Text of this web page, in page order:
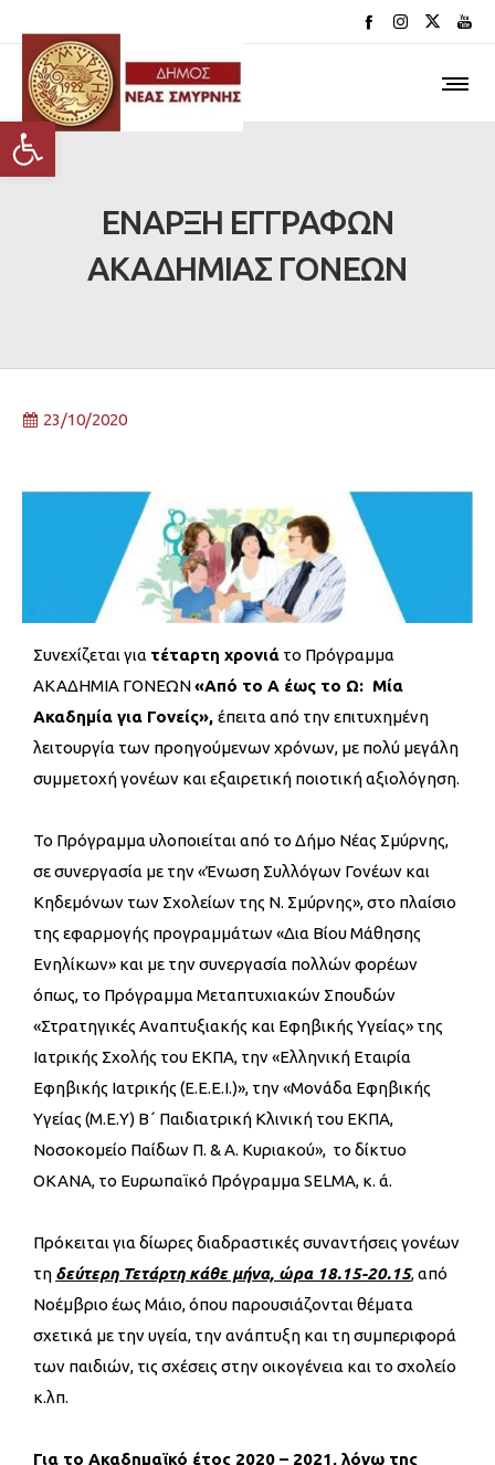
Ανοίξτε τη γραμμή εργαλείων
ΕΝΑΡΞΗ ΕΓΓΡΑΦΩΝ
ΑΚΑΔΗΜΙΑΣ ΓΟΝΕΩΝ
23/10/2020
Συνεχίζεται για τέταρτη χρονιά το Πρόγραμμα
ΑΚΑΔΗΜΙΑ ΓΟΝΕΩΝ«Από το Α έως το Ω: Μία
Ακαδημία για Γονείς», έπειτα από την επιτυχημένη
λειτουργία των προηγούμενων χρόνων, με πολύ μεγάλη
συμμετοχή γονέων και εξαιρετική ποιοτική αξιολόγηση.
Το Πρόγραμμα υλοποιείται από το Δήμο Νέας Σμύρνης,
σε συνεργασία με την «Ένωση Συλλόγων Γονέων και
Κηδεμόνων των Σχολείων της Ν. Σμύρνης», στο πλαίσιο
της εφαρμογής προγραμμάτων «Δια Βίου Μάθησης
Ενηλίκων» και με την συνεργασία πολλών φορέων
όπως, το Πρόγραμμα Μεταπτυχιακών Σπουδών
«Στρατηγικές Αναπτυξιακής και Εφηβικής Υγείας» της
Ιατρικής Σχολής του ΕΚΠΑ, την «Ελληνική Εταιρία
Εφηβικής Ιατρικής (Ε.Ε.Ε.Ι.)», την «Μονάδα Εφηβικής
Υγείας (Μ.Ε.Υ) Β΄ Παιδιατρική Κλινική του ΕΚΠΑ,
Νοσοκομείο Παίδων Π. & Α. Κυριακού», το δίκτυο
ΟΚΑΝΑ, το Ευρωπαϊκό Πρόγραμμα SELMA, κ. ά.
Πρόκειται για δίωρες διαδραστικές συναντήσεις γονέων
τη δεύτερη Τετάρτη κάθε μήνα, ώρα 18.15-20.15,από
Νοέμβριο έως Μάιο, όπου παρουσιάζονται θέματα
σχετικά με την υγεία, την ανάπτυξη και τη συμπεριφορά
των παιδιών, τις σχέσεις στην οικογένεια και το σχολείο
κ.λπ.
Για το Ακαδημαϊκό έτος 2020 – 2021, λόγω της